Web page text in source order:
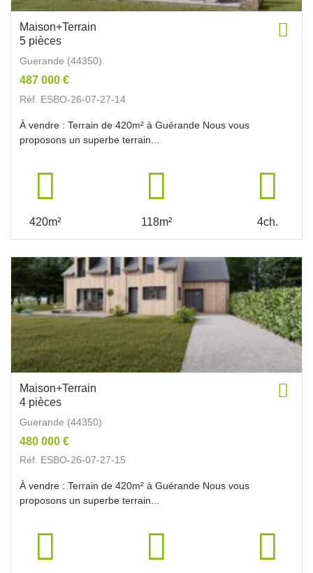
Maison+Terrain
5 pièces
Guerande (44350)
487 000 €
Réf. ESBO-26-07-27-14
À vendre : Terrain de 420m² à Guérande Nous vous
proposons un superbe terrain...
420m² 118m² 4ch.
Maison+Terrain
4 pièces
Guerande (44350)
480 000 €
Réf. ESBO-26-07-27-15
À vendre : Terrain de 420m² à Guérande Nous vous
proposons un superbe terrain...